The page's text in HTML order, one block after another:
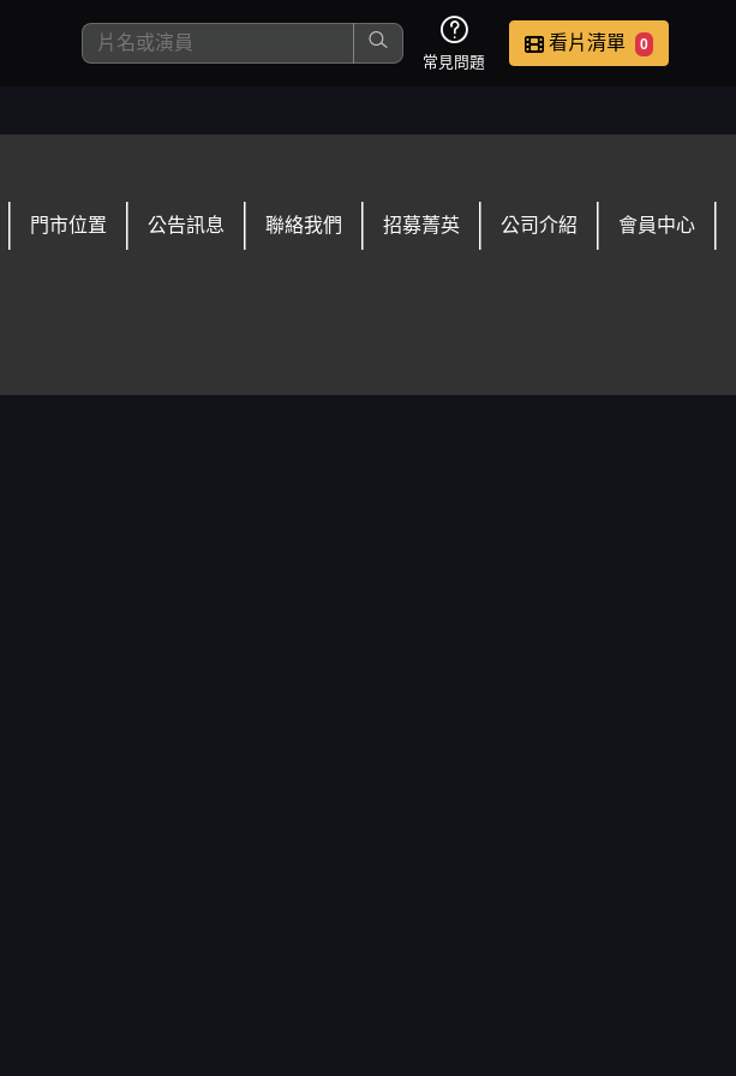
常見問題
看片清單 0
門市位置 公告訊息 聯絡我們 招募菁英 公司介紹 會員中心